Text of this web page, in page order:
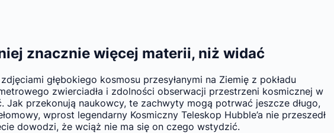
znacznie więcej materii, niż widać
głębokiego kosmosu przesyłanymi na Ziemię z pokładu
zwierciadła i zdolności obserwacji przestrzeni kosmicznej w
przekonują naukowcy, te zachwyty mogą potrwać jeszcze długo,
wprost legendarny Kosmiczny Teleskop Hubble’a nie przeszedł
dowodzi, że wciąż nie ma się on czego wstydzić.